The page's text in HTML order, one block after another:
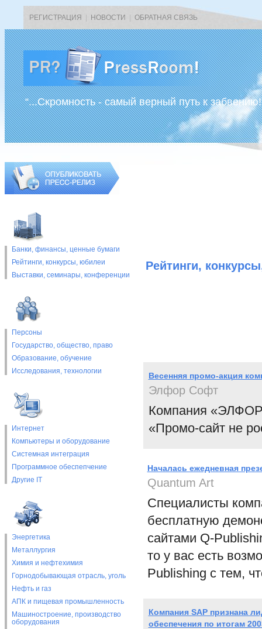
РЕГИСТРАЦИЯ НОВОСТИ ОБРАТНАЯ СВЯЗЬ
“...Скромность - самый верный путь к
Банки, финансы, ценные бумаги
Рейтинги, конкурсы, юбилеи
Выставки, cеминары, конференции
Персоны
Государство, общество, право
Образование, обучение
Исследования, технологии
Интернет
Компьютеры и оборудование
Системная интеграция
Программное обеспепчение
Другие IT
Энергетика
Металлургия
Химия и нефтехимия
Горнодобывающая отрасль, уголь
Нефть и газ
АПК и пищевая промышленность
Машиностроение, производство
оборудования
Рейтинги,
Весенняя промо-акция
Элфор Софт
Компания
«Промо-сайт не
Началась ежедневная
Quantum Art
Специалисты
бесплатную
сайтами Q-
то у вас есть
Publishing с тем,
Компания SAP признана
обеспечения по итогам